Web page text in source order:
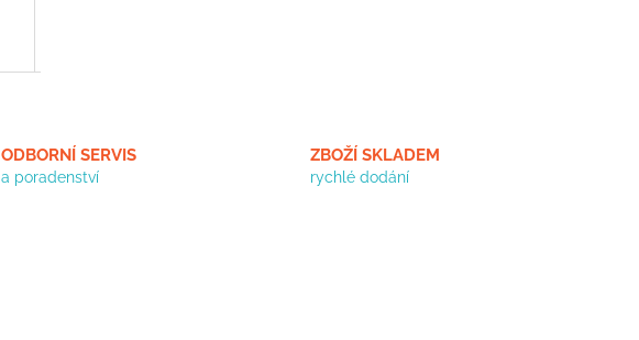
ODBORNÍ SERVIS
a poradenství
ZBOŽÍ SKLADEM
rychlé dodání